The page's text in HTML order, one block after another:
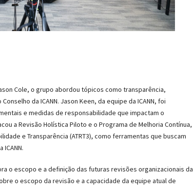
Cole, o grupo abordou tópicos como transparência,
da ICANN. Jason Keen, da equipe da ICANN, foi
e medidas de responsabilidade que impactam o
a Revisão Holística Piloto e o Programa de Melhoria Contínua,
e Transparência (ATRT3), como ferramentas que buscam
o escopo e a definição das futuras revisões organizacionais da
o escopo da revisão e a capacidade da equipe atual de